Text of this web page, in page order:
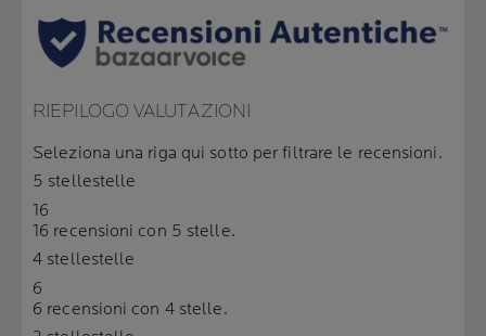
RIEPILOGO VALUTAZIONI
Seleziona una riga qui sotto per filtrare le recensioni.
5 stellestelle
16
16 recensioni con 5 stelle.
4 stellestelle
6
6 recensioni con 4 stelle.